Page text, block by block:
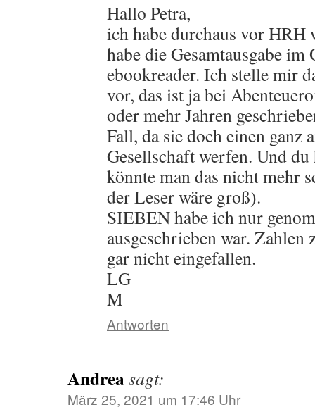
Hallo Petra,
ich habe durchaus vor HRH
habe die Gesamtausgabe
ebookreader. Ich stelle mir
vor, das ist ja bei
oder mehr Jahren
Fall, da sie doch einen ganz
Gesellschaft werfen. Und du
könnte man das nicht mehr
der Leser wäre groß).
SIEBEN habe ich nur
ausgeschrieben war.
gar nicht eingefallen.
LG
M
Antworten
Andreasagt:
März 25, 2021 um 17:46 Uhr